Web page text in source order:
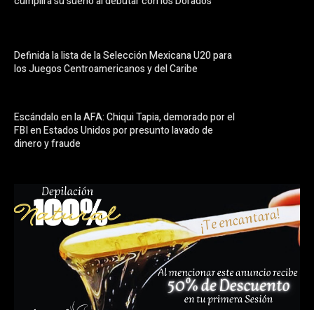
Definida la lista de la Selección Mexicana U20 para
los Juegos Centroamericanos y del Caribe
Escándalo en la AFA: Chiqui Tapia, demorado por el
FBI en Estados Unidos por presunto lavado de
dinero y fraude